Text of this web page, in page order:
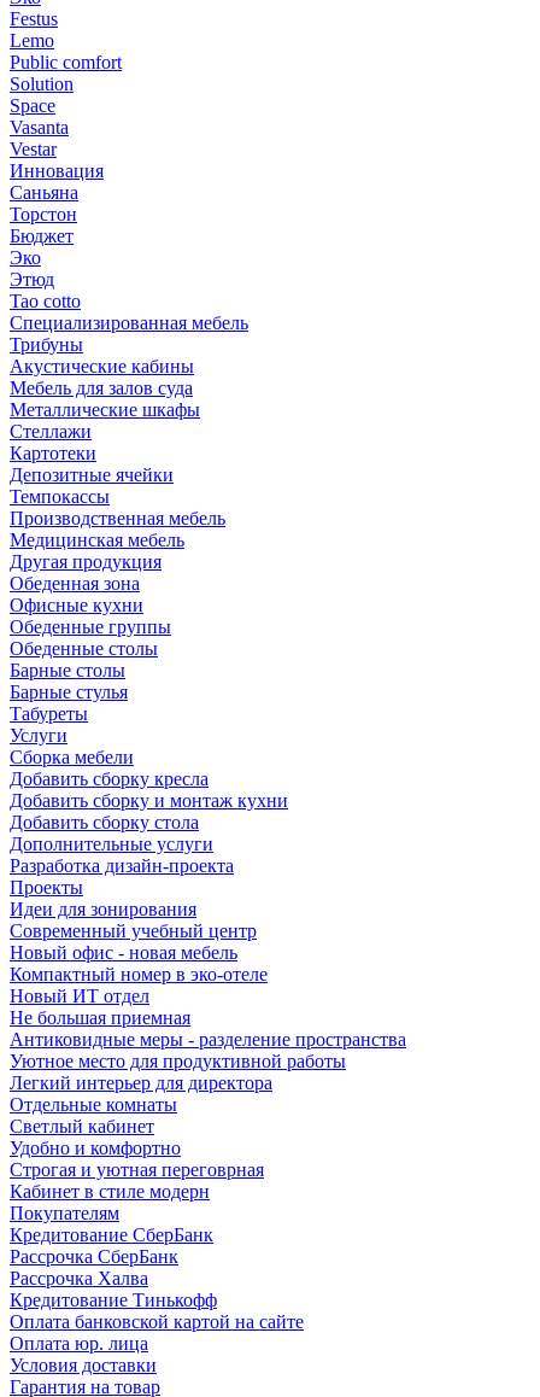
Festus
Lemo
Public comfort
Solution
Space
Vasanta
Vestar
Инновация
Саньяна
Торстон
Бюджет
Эко
Этюд
Tao cotto
Специализированная мебель
Трибуны
Акустические кабины
Мебель для залов суда
Металлические шкафы
Стеллажи
Картотеки
Депозитные ячейки
Темпокассы
Производственная мебель
Медицинская мебель
Другая продукция
Обеденная зона
Офисные кухни
Обеденные группы
Обеденные столы
Барные столы
Барные стулья
Табуреты
Услуги
Сборка мебели
Добавить сборку кресла
Добавить сборку и монтаж кухни
Добавить сборку стола
Дополнительные услуги
Разработка дизайн-проекта
Проекты
Идеи для зонирования
Современный учебный центр
Новый офис - новая мебель
Компактный номер в эко-отеле
Новый ИТ отдел
Не большая приемная
Антиковидные меры - разделение пространства
Уютное место для продуктивной работы
Легкий интерьер для директора
Отдельные комнаты
Светлый кабинет
Удобно и комфортно
Строгая и уютная переговрная
Кабинет в стиле модерн
Покупателям
Кредитование СберБанк
Рассрочка СберБанк
Рассрочка Халва
Кредитование Тинькофф
Оплата банковской картой на сайте
Оплата юр. лица
Условия доставки
Гарантия на товар